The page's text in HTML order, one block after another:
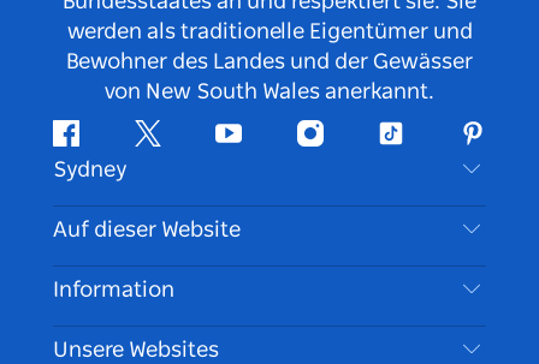
werden als traditionelle Eigentümer und
Bewohner des Landes und der Gewässer
von New South Wales anerkannt.
FacebookTwitter YouTubeInstagramTikTok
Sydney
Kontaktieren Sie uns
Haftungsausschluss
Cookie Notice
Auf dieser Website
Reiseziele
Aktivitäten
Information
Reiseinformationen
Unsere Websites